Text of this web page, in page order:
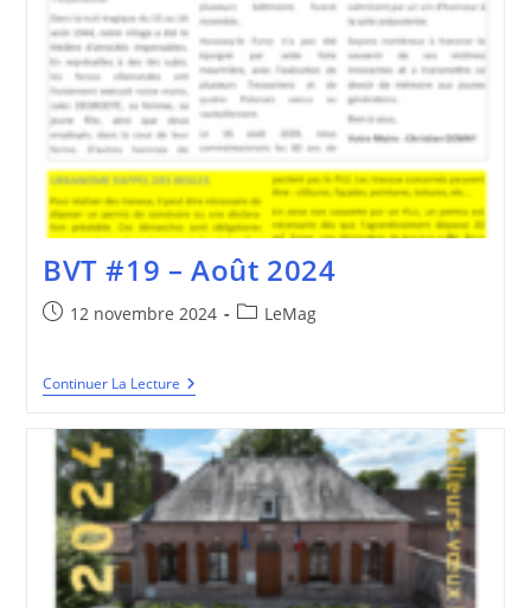
BVT #19 – Août 2024
Publication
12 novembre 2024
PostLeMag
Continuer La LectureBVT
#19
Août
2024